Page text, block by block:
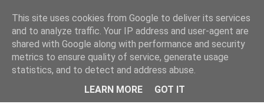
ESC2022 Inbal Bibi
This site uses cookies from Google to deliver its services
and to analyze traffic. Your IP address and user-agent are
shared with Google along with performance and security
metrics to ensure quality of service, generate usage
statistics, and to detect and address abuse.
LEARN MORE
GOT IT